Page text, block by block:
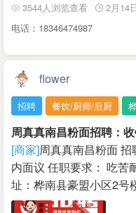
3544人浏览查看 2月14
电话：18346474987
flower
招聘 餐饮/厨师/后厨
周真真南昌粉面招聘：
[商家]周真真南昌粉面
内面议 任职要求： 吃苦
址：桦南县豪盟小区2